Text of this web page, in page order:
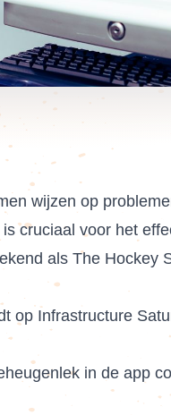
wijzen op
cruciaal voor het
als The Hockey
op Infrastructure
in de app